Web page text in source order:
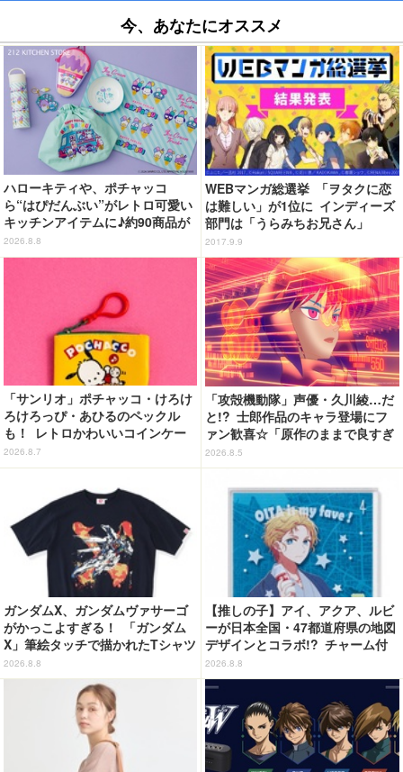
今、あなたにオススメ
ハローキティや、ポチャッコ
ら“はぴだんぶい”がレトロ可愛い
キッチンアイテムに♪約90商品が
登場【212 KITCHEN STORE】
2026.8.8
WEBマンガ総選挙 「ヲタクに恋
は難しい」が1位に インディーズ
部門は「うらみちお兄さん」
2017.9.9
「サンリオ」ポチャッコ・けろけ
ろけろっぴ・あひるのペックル
も！ レトロかわいいコインケー
ス第2弾がカプセルトイに登場♪
2026.8.7
「攻殻機動隊」声優・久川綾…だ
と!? 士郎作品のキャラ登場にフ
ァン歓喜☆「原作のままで良すぎ
るな」「脳の処理が追いつかない
よお」…第5話【ネタバレあり反
応まとめ】
2026.8.5
ガンダムX、ガンダムヴァサーゴ
がかっこよすぎる！ 「ガンダム
X」筆絵タッチで描かれたTシャツ
が明日（8/9）まで予約受付中！
2026.8.8
【推しの子】アイ、アクア、ルビ
ーが日本全国・47都道府県の地図
デザインとコラボ!? チャーム付
ピンバッジに♪
2026.8.8